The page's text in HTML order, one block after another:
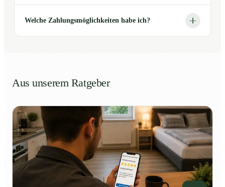
Welche Zahlungsmöglichkeiten habe ich?
Aus unserem Ratgeber